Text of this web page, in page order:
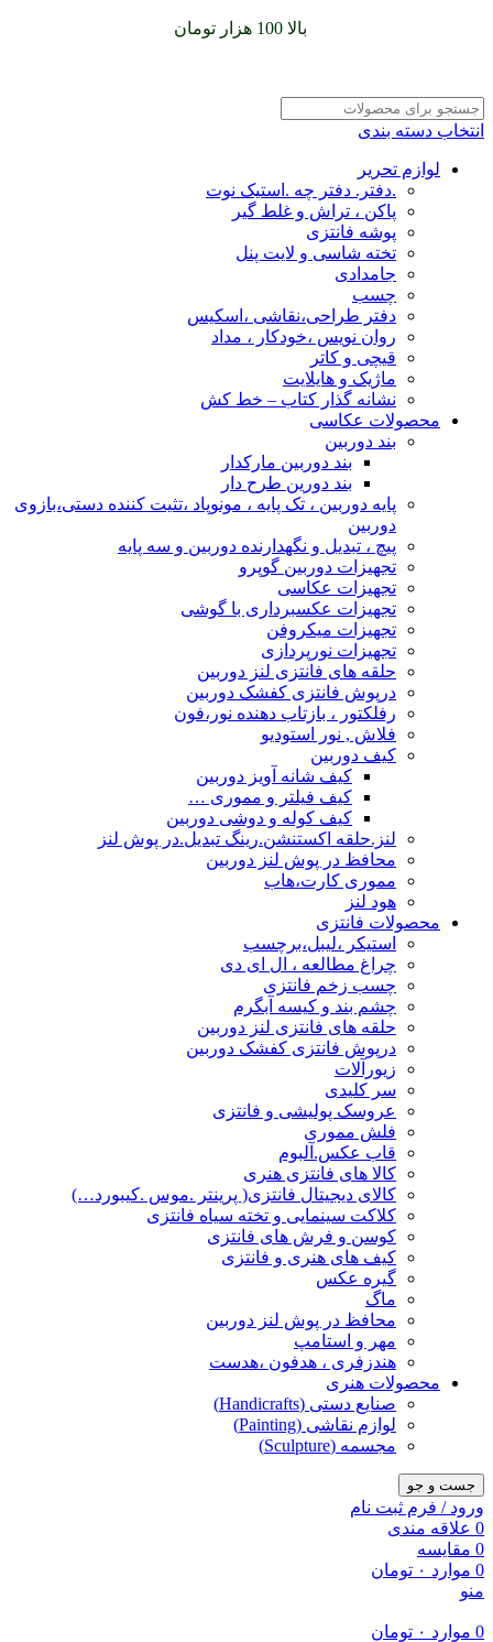
بالا 100 هزار تومان
انتخاب دسته بندی
لوازم تحریر
.دفتر. دفتر چه .استیک نوت
پاکن ، تراش و غلط گیر
پوشه فانتزی
تخته شاسی و لایت پنل
جامدادی
چسب
دفتر طراحی،نقاشی ،اسکیس
روان نویس ،خودکار ، مداد
قیچی و کاتر
ماژیک و هایلایت
نشانه گذار کتاب – خط کش
محصولات عکاسی
بند دوربین
بند دوربین مارکدار
بند دورین طرح دار
پایه دوربین ، تک پایه ، مونوپاد ،تثیت کننده دستی،بازوی
دوربین
پیچ ، تبدیل و نگهدارنده دوربین و سه پایه
تجهیزات دوربین گوپرو
تجهیزات عکاسی
تجهیزات عکسبرداری با گوشی
تجهیزات میکروفن
تجهیزات نورپردازی
حلقه های فانتزی لنز دوربین
درپوش فانتزی کفشک دوربین
رفلکتور ، بازتاب دهنده نور،فون
فلاش , نور استودیو
کیف دوربین
کیف شانه آویز دوربین
کیف فیلتر و مموری …
کیف کوله و دوشی دوربین
لنز.حلقه اکستنشن.رینگ تبدیل.در پوش لنز
محافظ در پوش لنز دوربین
مموری کارت،هاب
هود لنز
محصولات فانتزی
استیکر ،لیبل،برچسب
چراغ مطالعه ، ال ای دی
چسب زخم فانتزی
چشم بند و کیسه آبگرم
حلقه های فانتزی لنز دوربین
درپوش فانتزی کفشک دوربین
زیورآلات
سر کلیدی
عروسک پولیشی و فانتزی
فلش مموری
قاب عکس.آلبوم
کالا های فانتزی هنری
کالای دیجیتال فانتزی( پرینتر .موس .کیبورد…)
کلاکت سینمایی و تخته سیاه فانتزی
کوسن و فرش های فانتزی
کیف های هنری و فانتزی
گیره عکس
ماگ
محافظ در پوش لنز دوربین
مهر و استامپ
هندزفری ، هدفون ،هدست
محصولات هنری
صنایع دستی (Handicrafts)
لوازم نقاشی (Painting)
مجسمه (Sculpture)
جست و جو
ورود / فرم ثبت نام
0 علاقه مندی
0 مقایسه
0 موارد ۰ تومان
منو
0 موارد ۰ تومان